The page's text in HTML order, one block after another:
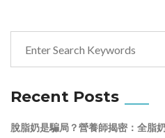
Recent Posts
脫脂奶是騙局？營養師揭密：全脂